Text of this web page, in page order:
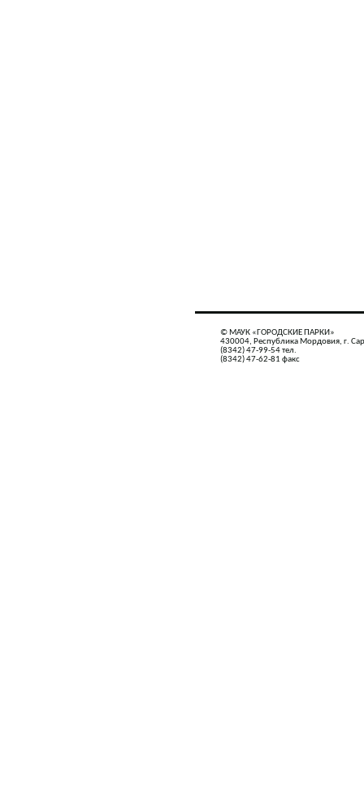
© МАУК «ГОРОДСКИЕ ПАРКИ»
430004, Республика Мордовия, г.
(8342) 47-99-54 тел.
(8342) 47-62-81 факс